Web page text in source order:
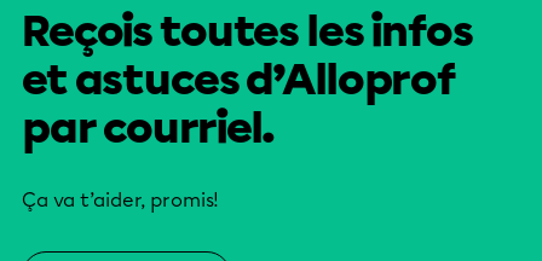
Reçois toutes les infos
et astuces d’Alloprof
par courriel.
Ça va t’aider, promis!